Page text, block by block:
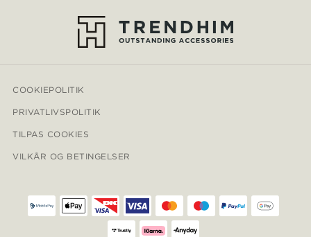
COOKIEPOLITIK
PRIVATLIVSPOLITIK
TILPAS COOKIES
VILKÅR OG BETINGELSER